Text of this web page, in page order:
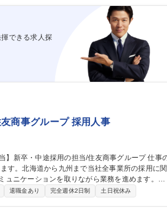
できる求人探
商事グループ 採用人事
す。北海道から九州まで当社全事業所の採用に関
ニケーションを取りながら業務を進めます。
イベントの選定・準備・出席、候補学生との連
退職金あり 完全週休2日制 土日祝休み